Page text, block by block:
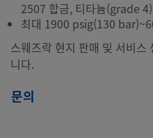
2507 합금, 티타늄(grade 4)
최대 1900 psig(130
스웨즈락 현지 판매 및 서비스
니다.
문의